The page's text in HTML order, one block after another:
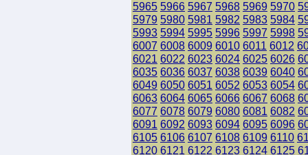
5965 5966 5967 5968 5969 5970
5979 5980 5981 5982 5983 5984
5993 5994 5995 5996 5997 5998
6007 6008 6009 6010 6011 6012
6021 6022 6023 6024 6025 6026
6035 6036 6037 6038 6039 6040
6049 6050 6051 6052 6053 6054
6063 6064 6065 6066 6067 6068
6077 6078 6079 6080 6081 6082
6091 6092 6093 6094 6095 6096
6105 6106 6107 6108 6109 6110
6120 6121 6122 6123 6124 6125